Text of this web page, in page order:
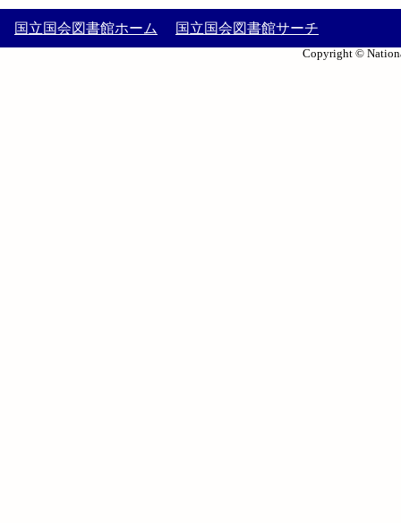
国立国会図書館ホーム 国立国会図書館サーチ
Copyright ©